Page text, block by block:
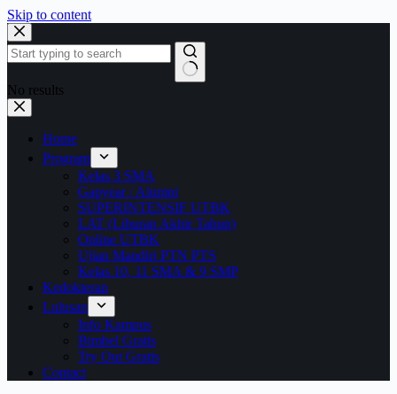
Skip to content
No results
Home
Program
Kelas 3 SMA
Gapyear / Alumni
SUPERINTENSIF UTBK
LAT (Liburan Akhir Tahun)
Online UTBK
Ujian Mandiri PTN PTS
Kelas 10, 11 SMA & 9 SMP
Kedokteran
Lulusan
Info Kampus
Bimbel Gratis
Try Out Gratis
Contact